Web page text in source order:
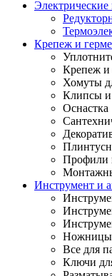
Крепеж и
Крепеж и
Хомуты
Клипсы и
Оснастка
Профили
Инструмент и
Ножницы
Все для
Ключи